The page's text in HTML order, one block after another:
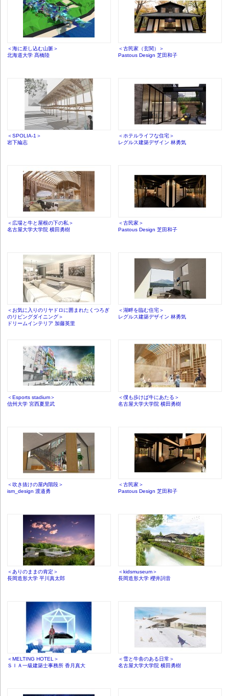
＜海に差し込む山脈＞
北海道大学 髙橋陸
＜古民家（玄関）＞
Pastous Design 芝田和子
＜SPOLIA-1＞
岩下綸志
＜ホテルライフな住宅＞
レグルス建築デザイン 林勇気
＜広場と牛と屋根の下の私＞
名古屋大学大学院 横田勇樹
＜古民家＞
Pastous Design 芝田和子
＜お気に入りのリヤドロに囲まれたくつろぎ
のリビングダイニング＞
ドリームインテリア 加藤英里
＜湖畔を臨む住宅＞
レグルス建築デザイン 林勇気
＜Esports stadium＞
信州大学 宮西夏里武
＜僕も歩けば牛にあたる＞
名古屋大学大学院 横田勇樹
＜吹き抜けの屋内階段＞
ism_design 渡邉勇
＜古民家＞
Pastous Design 芝田和子
＜ありのままの肯定＞
長岡造形大学 平川真太郎
＜kidsmuseum＞
長岡造形大学 櫻井詞音
＜MELTING HOTEL＞
ＳＩＡ一級建築士事務所 香月真大
＜雪と牛舎のある日常＞
名古屋大学大学院 横田勇樹